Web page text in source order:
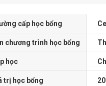
cấp học bổng
chương trình học bổng
học
trị học bổng